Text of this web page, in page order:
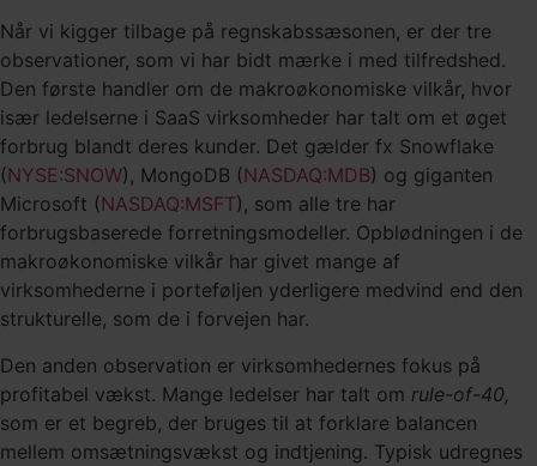
Når vi kigger tilbage på regnskabssæsonen, er der tre
observationer, som vi har bidt mærke i med tilfredshed.
Den første handler om de makroøkonomiske vilkår, hvor
især ledelserne i SaaS virksomheder har talt om et øget
forbrug blandt deres kunder. Det gælder fx Snowflake
(NYSE:SNOW), MongoDB (NASDAQ:MDB) og giganten
Microsoft (NASDAQ:MSFT), som alle tre har
forbrugsbaserede forretningsmodeller. Opblødningen i de
makroøkonomiske vilkår har givet mange af
virksomhederne i porteføljen yderligere medvind end den
strukturelle, som de i forvejen har.
Den anden observation er virksomhedernes fokus på
profitabel vækst. Mange ledelser har talt om rule-of-40,
som er et begreb, der bruges til at forklare balancen
mellem omsætningsvækst og indtjening. Typisk udregnes